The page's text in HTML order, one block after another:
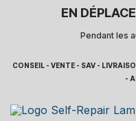
EN
Pendant les
CONSEIL - VENTE - SAV -
-